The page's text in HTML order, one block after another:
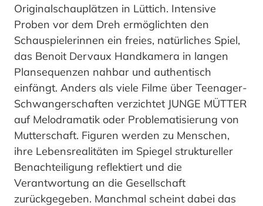
Originalschauplätzen in Lüttich. Intensive
Proben vor dem Dreh ermöglichten den
Schauspielerinnen ein freies, natürliches Spiel,
das Benoit Dervaux Handkamera in langen
Plansequenzen nahbar und authentisch
einfängt. Anders als viele Filme über Teenager-
Schwangerschaften verzichtet JUNGE MÜTTER
auf Melodramatik oder Problematisierung von
Mutterschaft. Figuren werden zu Menschen,
ihre Lebensrealitäten im Spiegel struktureller
Benachteiligung reflektiert und die
Verantwortung an die Gesellschaft
zurückgegeben. Manchmal scheint dabei das